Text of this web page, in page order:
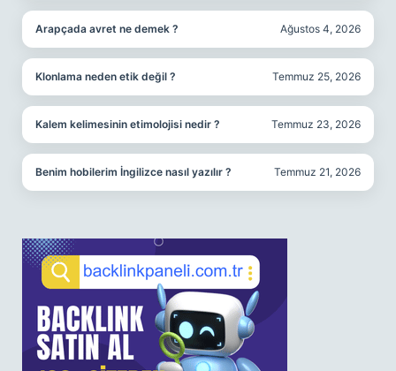
Arapçada avret ne demek ? Ağustos 4, 2026
Klonlama neden etik değil ? Temmuz 25, 2026
Kalem kelimesinin etimolojisi nedir ? Temmuz 23, 2026
Benim hobilerim İngilizce nasıl yazılır ? Temmuz 21, 2026